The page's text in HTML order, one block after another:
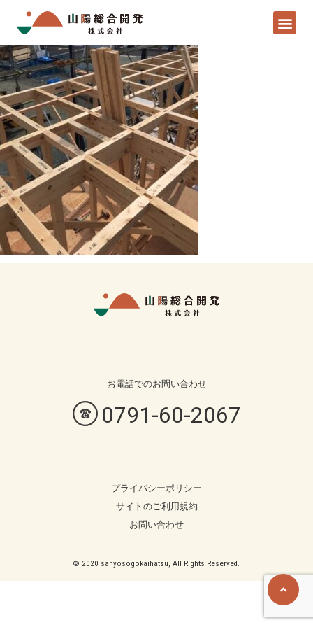
お電話でのお問い合わせ
0791-60-2067
プライバシーポリシー
サイトのご利用規約
お問い合わせ
© 2020 sanyosogokaihatsu, All Rights Reserved.